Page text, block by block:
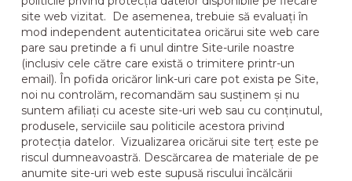
site web vizitat. De asemenea, trebuie să evaluați în
mod independent autenticitatea oricărui site web care
pare sau pretinde a fi unul dintre Site-urile noastre
(inclusiv cele către care există o trimitere printr-un
email). În pofida oricăror link-uri care pot exista pe Site,
noi nu controlăm, recomandăm sau susținem și nu
suntem afiliați cu aceste site-uri web sau cu conținutul,
produsele, serviciile sau politicile acestora privind
protecția datelor. Vizualizarea oricărui site terț este pe
riscul dumneavoastră. Descărcarea de materiale de pe
anumite site-uri web este supusă riscului încălcării